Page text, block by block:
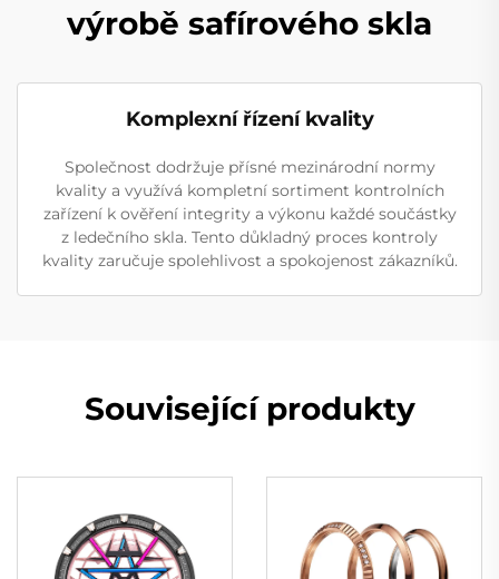
výrobě safírového skla
Komplexní řízení kvality
Společnost dodržuje přísné mezinárodní normy
kvality a využívá kompletní sortiment kontrolních
zařízení k ověření integrity a výkonu každé součástky
z ledečního skla. Tento důkladný proces kontroly
kvality zaručuje spolehlivost a spokojenost zákazníků.
Související produkty